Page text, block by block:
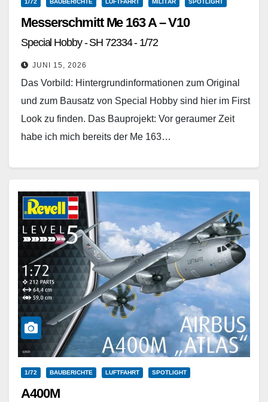
1/72 BAUBERICHTE LUFTFAHRT MILITÄR SPOTLIGHT
Messerschmitt Me 163 A – V10
Special Hobby - SH 72334 - 1/72
JUNI 15, 2026
Das Vorbild: Hintergrundinformationen zum Original
und zum Bausatz von Special Hobby sind hier im First
Look zu finden. Das Bauprojekt: Vor geraumer Zeit
habe ich mich bereits der Me 163…
1/72 BAUBERICHTE LUFTFAHRT SPOTLIGHT
A400M